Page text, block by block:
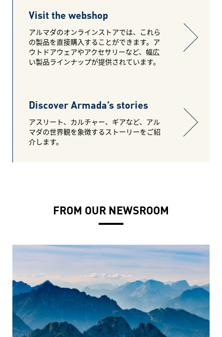
Visit the webshop
アルマダのオンラインストアでは、これら
の製品を直接購入することができます。ア
ウトドアウェアやアクセサリーなど、幅広
い製品ラインナップが提供されています。
Discover Armada’s stories
アスリート、カルチャー、ギアなど、アル
マダの世界観を象徴するストーリーをご紹
介します。
FROM OUR NEWSROOM